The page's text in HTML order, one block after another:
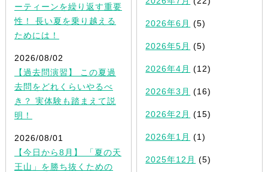
ーティーンを繰り返す重要
性！ 長い夏を乗り越える
ためには！
2026/08/02
【過去問演習】 この夏過
去問をどれくらいやるべ
き？ 実体験も踏まえて説
明！
2026/08/01
【今日から8月】 「夏の天
王山」を勝ち抜くための
2026年6月 (5)
2026年5月 (5)
2026年4月 (12)
2026年3月 (16)
2026年2月 (15)
2026年1月 (1)
2025年12月 (5)